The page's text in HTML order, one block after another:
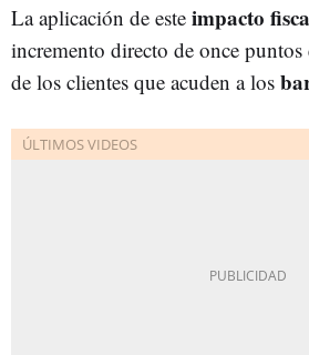
La aplicación de este impacto
incremento directo de once puntos
de los clientes que acuden a los